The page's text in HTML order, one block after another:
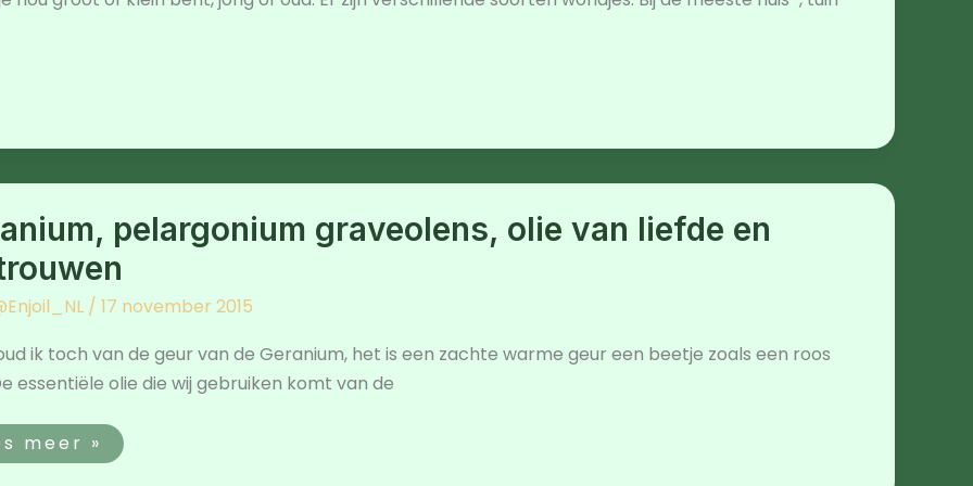
pelargonium graveolens, olie van liefde en
/ 17 november 2015
ik toch van de geur van de Geranium, het is een zachte warme geur een beetje zoals een roos
essentiële olie die wij gebruiken komt van de
meer »